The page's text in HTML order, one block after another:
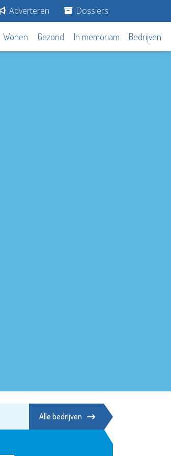
Adverteren Dossiers
Wonen Gezond In memoriam Bedrijven
Alle bedrijven